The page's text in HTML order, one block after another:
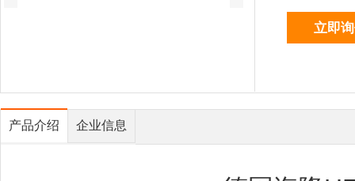
产品介绍 企业信息